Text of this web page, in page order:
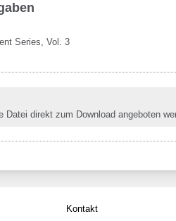
Series, Vol. 3
Datei direkt zum Download angeboten
Kontakt